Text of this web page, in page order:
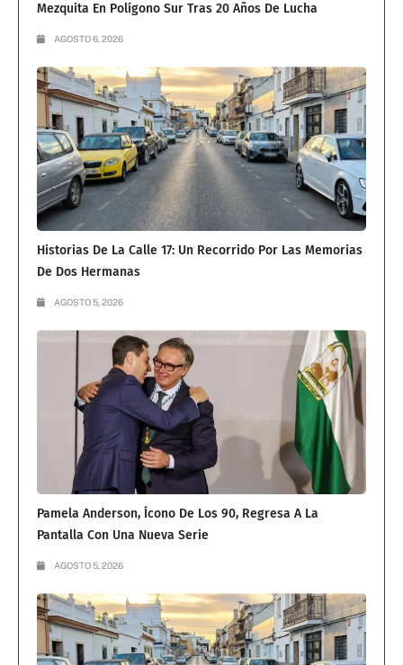
Mezquita En Polígono Sur Tras 20 Años De Lucha
AGOSTO 6, 2026
Historias De La Calle 17: Un Recorrido Por Las Memorias
De Dos Hermanas
AGOSTO 5, 2026
Pamela Anderson, Ícono De Los 90, Regresa A La
Pantalla Con Una Nueva Serie
AGOSTO 5, 2026